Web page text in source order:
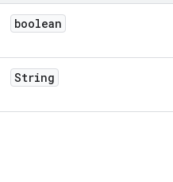
boolean
String